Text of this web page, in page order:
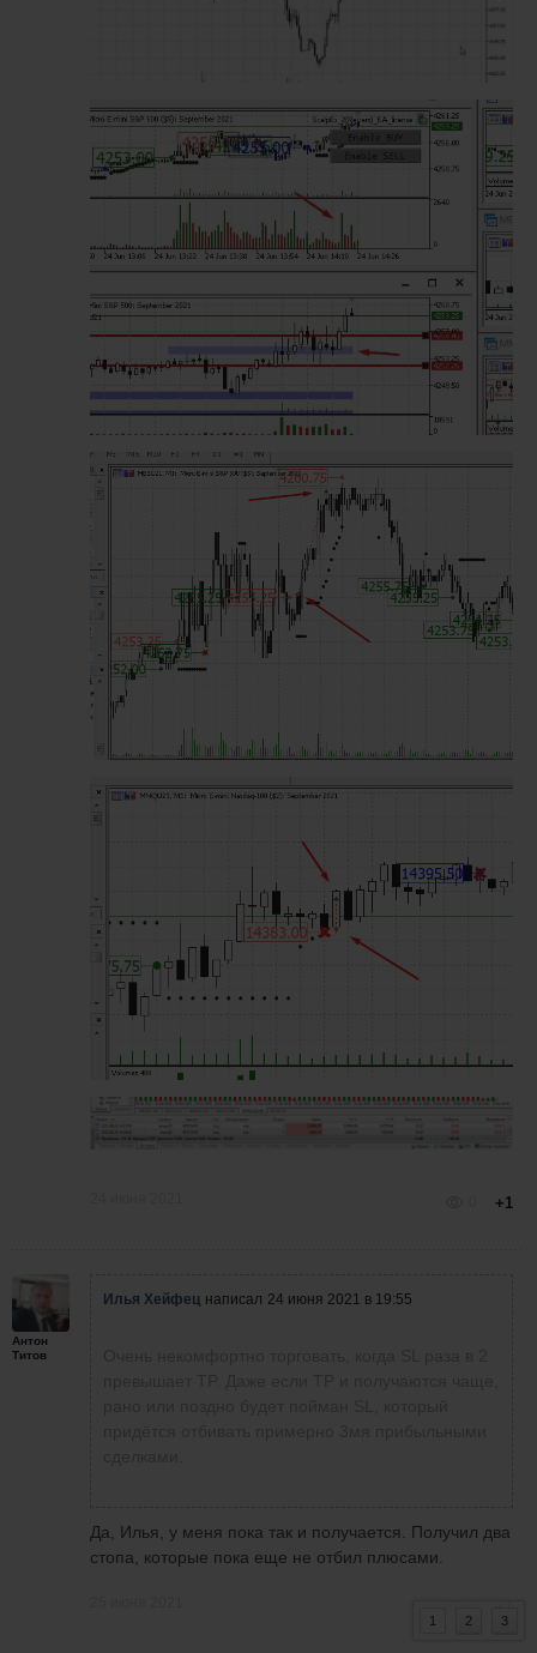
+1
Антон
Титов
Илья Хейфец написал 24 июня 2021 в 19:55
Да, Илья, у меня пока так и получается. Получил два
стопа, которые пока еще не отбил плюсами.
1 2 3